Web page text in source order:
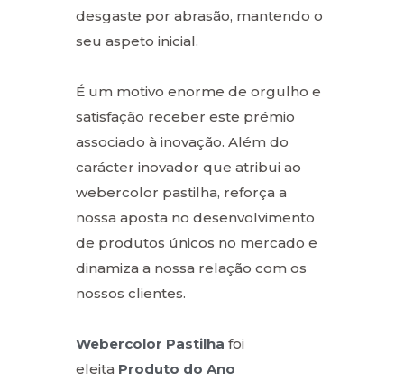
desgaste por abrasão, mantendo o
seu aspeto inicial.
É um motivo enorme de orgulho e
satisfação receber este prémio
associado à inovação. Além do
carácter inovador que atribui ao
webercolor pastilha, reforça a
nossa aposta no desenvolvimento
de produtos únicos no mercado e
dinamiza a nossa relação com os
nossos clientes.
Webercolor Pastilha foi
eleita Produto do Ano